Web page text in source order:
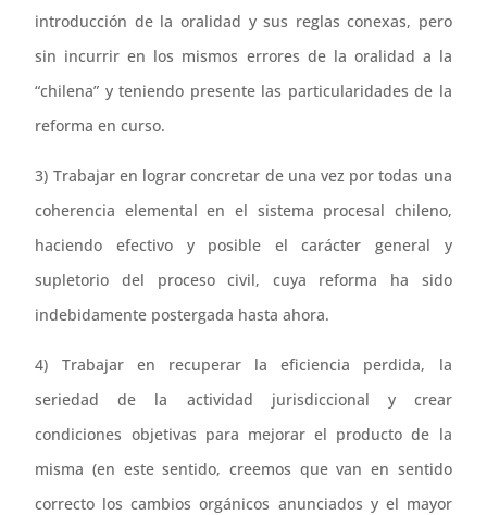
introducción de la oralidad y sus reglas conexas, pero
sin incurrir en los mismos errores de la oralidad a la
“chilena” y teniendo presente las particularidades de la
reforma en curso.
3) Trabajar en lograr concretar de una vez por todas una
coherencia elemental en el sistema procesal chileno,
haciendo efectivo y posible el carácter general y
supletorio del proceso civil, cuya reforma ha sido
indebidamente postergada hasta ahora.
4) Trabajar en recuperar la eficiencia perdida, la
seriedad de la actividad jurisdiccional y crear
condiciones objetivas para mejorar el producto de la
misma (en este sentido, creemos que van en sentido
correcto los cambios orgánicos anunciados y el mayor